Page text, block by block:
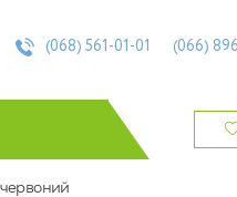
(068) 561-01-01 (066)
червоний